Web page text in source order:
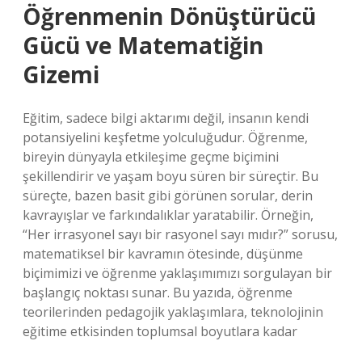
Öğrenmenin Dönüştürücü
Gücü ve Matematiğin
Gizemi
Eğitim, sadece bilgi aktarımı değil, insanın kendi
potansiyelini keşfetme yolculuğudur. Öğrenme,
bireyin dünyayla etkileşime geçme biçimini
şekillendirir ve yaşam boyu süren bir süreçtir. Bu
süreçte, bazen basit gibi görünen sorular, derin
kavrayışlar ve farkındalıklar yaratabilir. Örneğin,
“Her irrasyonel sayı bir rasyonel sayı mıdır?” sorusu,
matematiksel bir kavramın ötesinde, düşünme
biçimimizi ve öğrenme yaklaşımımızı sorgulayan bir
başlangıç noktası sunar. Bu yazıda, öğrenme
teorilerinden pedagojik yaklaşımlara, teknolojinin
eğitime etkisinden toplumsal boyutlara kadar